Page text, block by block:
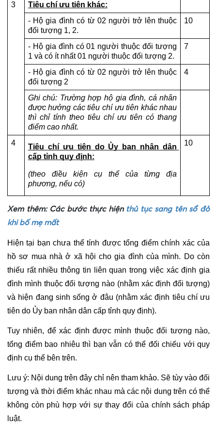
3
Tiêu chí ưu tiên khác:
- Hộ gia đình có từ 02 người trở lên thuộc
đối tượng 1, 2.
10
- Hộ gia đình có 01 người thuộc đối tượng
1 và có ít nhất 01 người thuộc đối tượng 2.
7
- Hộ gia đình có từ 02 người trở lên thuộc
đối tượng 2
4
Ghi chú: Trường hợp hộ gia đình, cá nhân
được hưởng các tiêu chí ưu tiên khác nhau
thì chỉ tính theo tiêu chí ưu tiên có thang
điểm cao nhất.
4
Tiêu chí ưu tiên do Ủy ban nhân dân
cấp tỉnh quy định:
(theo điều kiện cụ thể của từng địa
phương, nếu có)
10
​Xem thêm: Các bước thực hiện thủ tục sang tên sổ đỏ
khi bố mẹ mất
Hiện tại bạn chưa thể tính được tổng điểm chính xác của
hồ sơ mua nhà ở xã hội cho gia đình của mình. Do còn
thiếu rất nhiều thông tin liên quan trong việc xác định gia
đình mình thuộc đối tượng nào (nhằm xác định đối tượng)
và hiện đang sinh sống ở đâu (nhằm xác định tiêu chí ưu
tiên do Ủy ban nhân dân cấp tỉnh quy định).
Tuy nhiên, để xác định được mình thuộc đối tượng nào,
tổng điểm bao nhiêu thì bạn vẫn có thể đối chiếu với quy
định cụ thể bên trên.
Lưu ý: Nội dung trên đây chỉ nên tham khảo. Sẽ tùy vào đối
tượng và thời điểm khác nhau mà các nội dung trên có thể
không còn phù hợp với sự thay đổi của chính sách pháp
luật.